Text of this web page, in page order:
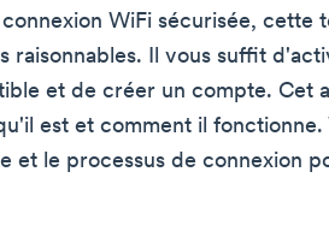
WiFi sécurisée, cette
raisonnables. Il vous suffit
et de créer un compte. Cet
est et comment il
et le processus de connexion